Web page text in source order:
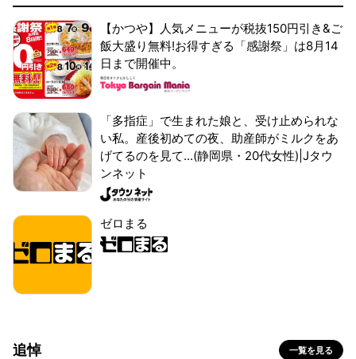
【かつや】人気メニューが税抜150円引き&ご
飯大盛り無料!お得すぎる「感謝祭」は8月14
日まで開催中。
「多指症」で生まれた娘と、受け止められな
い私。産後初めての夜、助産師がミルクをあ
げてるのを見て...(静岡県・20代女性)|Jタウ
ンネット
ゼロまる
追悼 一覧を見る